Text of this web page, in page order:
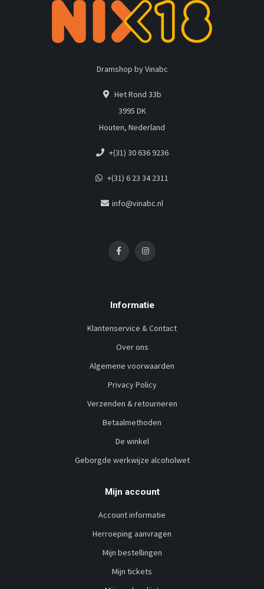
Dramshop by Vinabc
Het Rond 33b
3995 DK
Houten, Nederland
+(31) 30 636 9236
+(31) 6 23 34 2311
info@vinabc.nl
Informatie
Klantenservice & Contact
Over ons
Algemene voorwaarden
Privacy Policy
Verzenden & retourneren
Betaalmethoden
De winkel
Geborgde werkwijze alcoholwet
Mijn account
Account informatie
Herroeping aanvragen
Mijn bestellingen
Mijn tickets